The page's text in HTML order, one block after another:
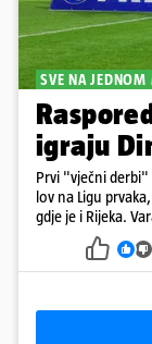
SVE NA JEDNOM
igraju
Prvi "vječni derbi"
lov na Ligu
gdje je i Rijeka.